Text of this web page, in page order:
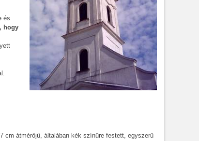
és
hogy
cm átmérőjű, általában kék színűre festett, egyszerű